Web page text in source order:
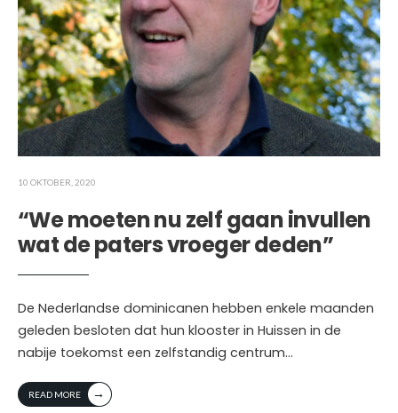
10 OKTOBER, 2020
“We moeten nu zelf gaan invullen
wat de paters vroeger deden”
De Nederlandse dominicanen hebben enkele maanden
geleden besloten dat hun klooster in Huissen in de
nabije toekomst een zelfstandig centrum...
READ MORE →